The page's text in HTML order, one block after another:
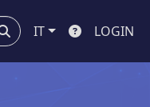
IT LOGIN